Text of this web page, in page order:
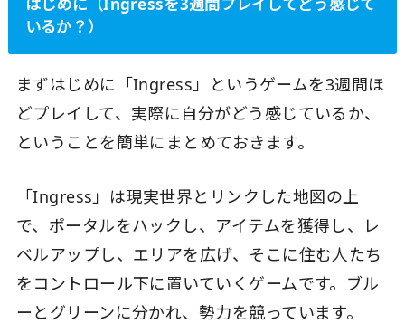
はじめに（Ingressを3週間プレイしてどう感じて
いるか？）
まずはじめに「Ingress」というゲームを3週間ほ
どプレイして、実際に自分がどう感じているか、
ということを簡単にまとめておきます。
「Ingress」は現実世界とリンクした地図の上
で、ポータルをハックし、アイテムを獲得し、レ
ベルアップし、エリアを広げ、そこに住む人たち
をコントロール下に置いていくゲームです。ブル
ーとグリーンに分かれ、勢力を競っています。